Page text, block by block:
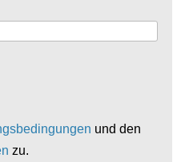
und den
zu.